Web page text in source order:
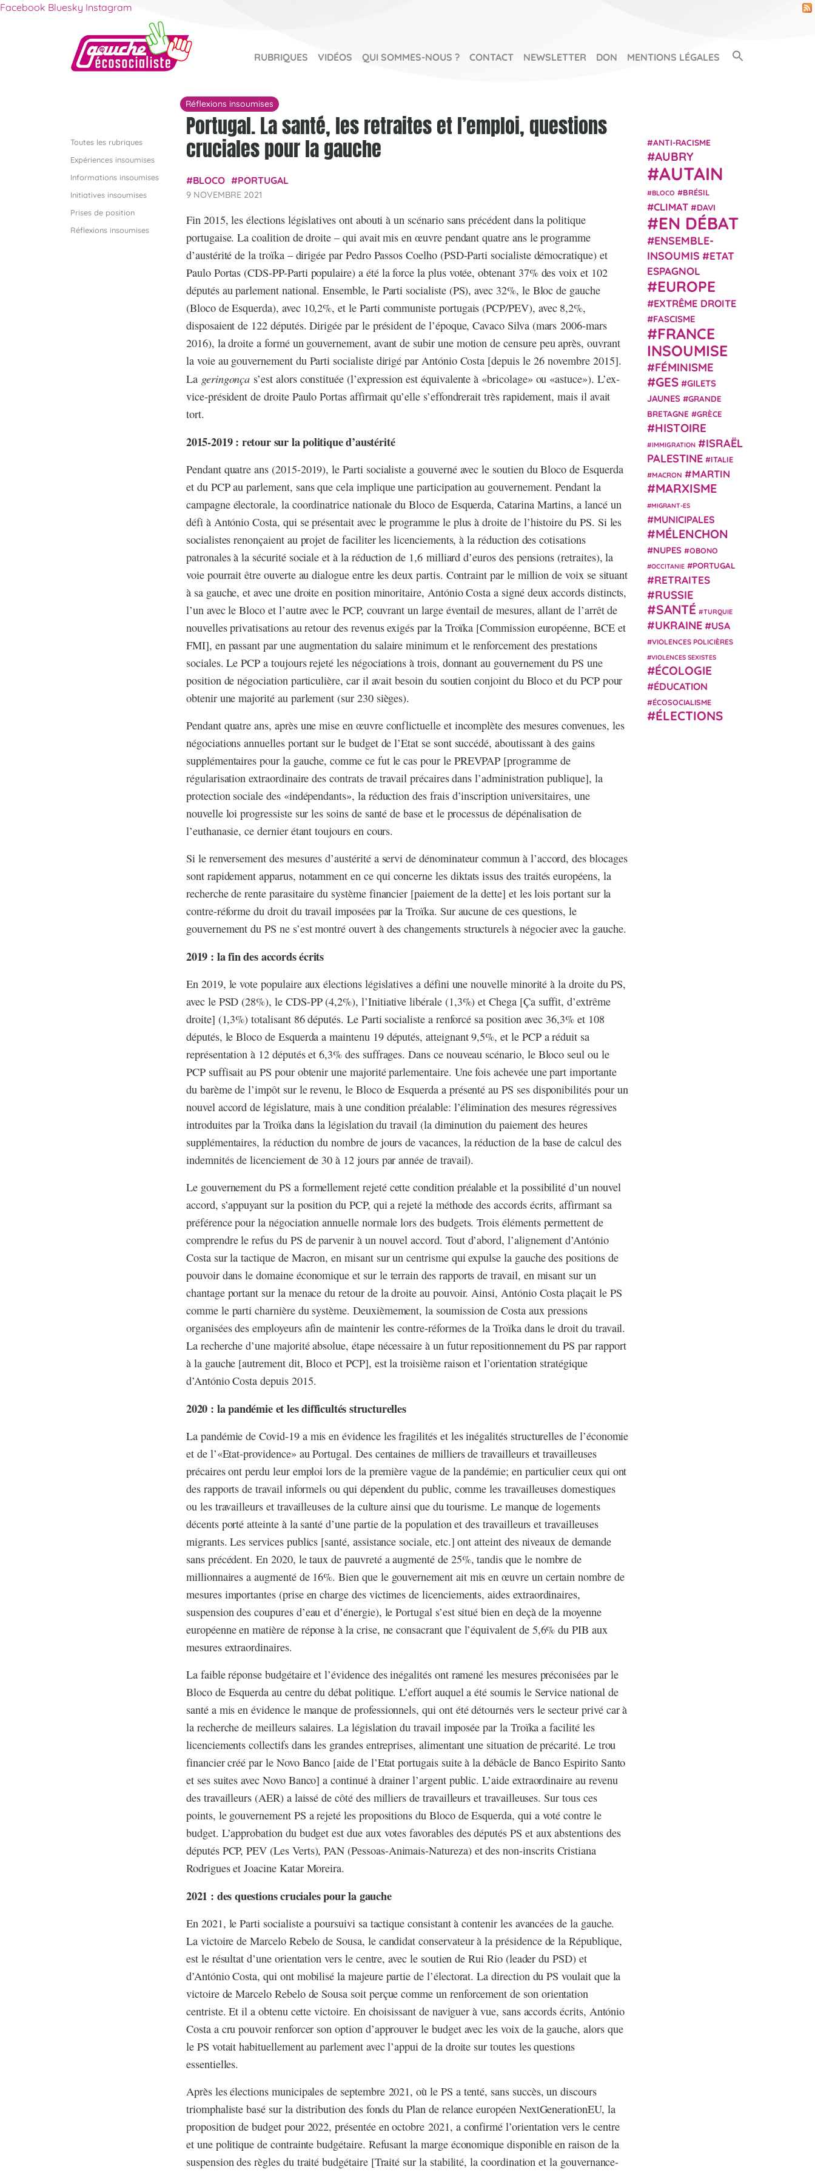
Facebook Bluesky Instagram
RUBRIQUES VIDÉOS QUI SOMMES-NOUS ? CONTACT NEWSLETTER DON MENTIONS LÉGALES
Toutes les rubriques
Expériences insoumises
Informations insoumises
Initiatives insoumises
Prises de position
Réflexions insoumises
Réflexions insoumises
Portugal. La santé, les retraites et l’emploi, questions
cruciales pour la gauche
BLOCO PORTUGAL
9 NOVEMBRE 2021
Fin 2015, les élections législatives ont abouti à un scénario sans précédent dans la politique
portugaise. La coalition de droite – qui avait mis en œuvre pendant quatre ans le programme
d’austérité de la troïka – dirigée par Pedro Passos Coelho (PSD-Parti socialiste démocratique) et
Paulo Portas (CDS-PP-Parti populaire) a été la force la plus votée, obtenant 37% des voix et 102
députés au parlement national. Ensemble, le Parti socialiste (PS), avec 32%, le Bloc de gauche
(Bloco de Esquerda), avec 10,2%, et le Parti communiste portugais (PCP/PEV), avec 8,2%,
disposaient de 122 députés. Dirigée par le président de l’époque, Cavaco Silva (mars 2006-mars
2016), la droite a formé un gouvernement, avant de subir une motion de censure peu après, ouvrant
la voie au gouvernement du Parti socialiste dirigé par António Costa [depuis le 26 novembre 2015].
La geringonça s’est alors constituée (l’expression est équivalente à «bricolage» ou «astuce»). L’ex-
vice-président de droite Paulo Portas affirmait qu’elle s’effondrerait très rapidement, mais il avait
tort.
2015-2019 : retour sur la politique d’austérité
Pendant quatre ans (2015-2019), le Parti socialiste a gouverné avec le soutien du Bloco de Esquerda
et du PCP au parlement, sans que cela implique une participation au gouvernement. Pendant la
campagne électorale, la coordinatrice nationale du Bloco de Esquerda, Catarina Martins, a lancé un
défi à António Costa, qui se présentait avec le programme le plus à droite de l’histoire du PS. Si les
socialistes renonçaient au projet de faciliter les licenciements, à la réduction des cotisations
patronales à la sécurité sociale et à la réduction de 1,6 milliard d’euros des pensions (retraites), la
voie pourrait être ouverte au dialogue entre les deux partis. Contraint par le million de voix se situant
à sa gauche, et avec une droite en position minoritaire, António Costa a signé deux accords distincts,
l’un avec le Bloco et l’autre avec le PCP, couvrant un large éventail de mesures, allant de l’arrêt de
nouvelles privatisations au retour des revenus exigés par la Troïka [Commission européenne, BCE et
FMI], en passant par une augmentation du salaire minimum et le renforcement des prestations
sociales. Le PCP a toujours rejeté les négociations à trois, donnant au gouvernement du PS une
position de négociation particulière, car il avait besoin du soutien conjoint du Bloco et du PCP pour
obtenir une majorité au parlement (sur 230 sièges).
Pendant quatre ans, après une mise en œuvre conflictuelle et incomplète des mesures convenues, les
négociations annuelles portant sur le budget de l’Etat se sont succédé, aboutissant à des gains
supplémentaires pour la gauche, comme ce fut le cas pour le PREVPAP [programme de
régularisation extraordinaire des contrats de travail précaires dans l’administration publique], la
protection sociale des «indépendants», la réduction des frais d’inscription universitaires, une
nouvelle loi progressiste sur les soins de santé de base et le processus de dépénalisation de
l’euthanasie, ce dernier étant toujours en cours.
Si le renversement des mesures d’austérité a servi de dénominateur commun à l’accord, des blocages
sont rapidement apparus, notamment en ce qui concerne les diktats issus des traités européens, la
recherche de rente parasitaire du système financier [paiement de la dette] et les lois portant sur la
contre-réforme du droit du travail imposées par la Troïka. Sur aucune de ces questions, le
gouvernement du PS ne s’est montré ouvert à des changements structurels à négocier avec la gauche.
2019 : la fin des accords écrits
En 2019, le vote populaire aux élections législatives a défini une nouvelle minorité à la droite du PS,
avec le PSD (28%), le CDS-PP (4,2%), l’Initiative libérale (1,3%) et Chega [Ça suffit, d’extrême
droite] (1,3%) totalisant 86 députés. Le Parti socialiste a renforcé sa position avec 36,3% et 108
députés, le Bloco de Esquerda a maintenu 19 députés, atteignant 9,5%, et le PCP a réduit sa
représentation à 12 députés et 6,3% des suffrages. Dans ce nouveau scénario, le Bloco seul ou le
PCP suffisait au PS pour obtenir une majorité parlementaire. Une fois achevée une part importante
du barème de l’impôt sur le revenu, le Bloco de Esquerda a présenté au PS ses disponibilités pour un
nouvel accord de législature, mais à une condition préalable: l’élimination des mesures régressives
introduites par la Troïka dans la législation du travail (la diminution du paiement des heures
supplémentaires, la réduction du nombre de jours de vacances, la réduction de la base de calcul des
indemnités de licenciement de 30 à 12 jours par année de travail).
Le gouvernement du PS a formellement rejeté cette condition préalable et la possibilité d’un nouvel
accord, s’appuyant sur la position du PCP, qui a rejeté la méthode des accords écrits, affirmant sa
préférence pour la négociation annuelle normale lors des budgets. Trois éléments permettent de
comprendre le refus du PS de parvenir à un nouvel accord. Tout d’abord, l’alignement d’António
Costa sur la tactique de Macron, en misant sur un centrisme qui expulse la gauche des positions de
pouvoir dans le domaine économique et sur le terrain des rapports de travail, en misant sur un
chantage portant sur la menace du retour de la droite au pouvoir. Ainsi, António Costa plaçait le PS
comme le parti charnière du système. Deuxièmement, la soumission de Costa aux pressions
organisées des employeurs afin de maintenir les contre-réformes de la Troïka dans le droit du travail.
La recherche d’une majorité absolue, étape nécessaire à un futur repositionnement du PS par rapport
à la gauche [autrement dit, Bloco et PCP], est la troisième raison et l’orientation stratégique
d’António Costa depuis 2015.
2020 : la pandémie et les difficultés structurelles
La pandémie de Covid-19 a mis en évidence les fragilités et les inégalités structurelles de l’économie
et de l’«Etat-providence» au Portugal. Des centaines de milliers de travailleurs et travailleuses
précaires ont perdu leur emploi lors de la première vague de la pandémie; en particulier ceux qui ont
des rapports de travail informels ou qui dépendent du public, comme les travailleuses domestiques
ou les travailleurs et travailleuses de la culture ainsi que du tourisme. Le manque de logements
décents porté atteinte à la santé d’une partie de la population et des travailleurs et travailleuses
migrants. Les services publics [santé, assistance sociale, etc.] ont atteint des niveaux de demande
sans précédent. En 2020, le taux de pauvreté a augmenté de 25%, tandis que le nombre de
millionnaires a augmenté de 16%. Bien que le gouvernement ait mis en œuvre un certain nombre de
mesures importantes (prise en charge des victimes de licenciements, aides extraordinaires,
suspension des coupures d’eau et d’énergie), le Portugal s’est situé bien en deçà de la moyenne
européenne en matière de réponse à la crise, ne consacrant que l’équivalent de 5,6% du PIB aux
mesures extraordinaires.
La faible réponse budgétaire et l’évidence des inégalités ont ramené les mesures préconisées par le
Bloco de Esquerda au centre du débat politique. L’effort auquel a été soumis le Service national de
santé a mis en évidence le manque de professionnels, qui ont été détournés vers le secteur privé car à
la recherche de meilleurs salaires. La législation du travail imposée par la Troïka a facilité les
licenciements collectifs dans les grandes entreprises, alimentant une situation de précarité. Le trou
financier créé par le Novo Banco [aide de l’Etat portugais suite à la débâcle de Banco Espirito Santo
et ses suites avec Novo Banco] a continué à drainer l’argent public. L’aide extraordinaire au revenu
des travailleurs (AER) a laissé de côté des milliers de travailleurs et travailleuses. Sur tous ces
points, le gouvernement PS a rejeté les propositions du Bloco de Esquerda, qui a voté contre le
budget. L’approbation du budget est due aux votes favorables des députés PS et aux abstentions des
députés PCP, PEV (Les Verts), PAN (Pessoas-Animais-Natureza) et des non-inscrits Cristiana
Rodrigues et Joacine Katar Moreira.
2021 : des questions cruciales pour la gauche
En 2021, le Parti socialiste a poursuivi sa tactique consistant à contenir les avancées de la gauche.
La victoire de Marcelo Rebelo de Sousa, le candidat conservateur à la présidence de la République,
est le résultat d’une orientation vers le centre, avec le soutien de Rui Rio (leader du PSD) et
d’António Costa, qui ont mobilisé la majeure partie de l’électorat. La direction du PS voulait que la
victoire de Marcelo Rebelo de Sousa soit perçue comme un renforcement de son orientation
centriste. Et il a obtenu cette victoire. En choisissant de naviguer à vue, sans accords écrits, António
Costa a cru pouvoir renforcer son option d’approuver le budget avec les voix de la gauche, alors que
le PS votait habituellement au parlement avec l’appui de la droite sur toutes les questions
essentielles.
Après les élections municipales de septembre 2021, où le PS a tenté, sans succès, un discours
triomphaliste basé sur la distribution des fonds du Plan de relance européen NextGenerationEU, la
proposition de budget pour 2022, présentée en octobre 2021, a confirmé l’orientation vers le centre
et une politique de contrainte budgétaire. Refusant la marge économique disponible en raison de la
suspension des règles du traité budgétaire [Traité sur la stabilité, la coordination et la gouvernance-
ANTI-RACISME
AUBRY
AUTAIN
BLOCO BRÉSIL
CLIMAT DAVI
EN DÉBAT
ENSEMBLE-
INSOUMIS
ETAT
ESPAGNOL
EUROPE
EXTRÊME DROITE
FASCISME
FRANCE
INSOUMISE
FÉMINISME
GES
GILETS
JAUNES
GRANDE
BRETAGNE
GRÈCE
HISTOIRE
IMMIGRATION
ISRAËL
PALESTINE
ITALIE
MACRON MARTIN
MARXISME
MIGRANT-ES
MUNICIPALES
MÉLENCHON
NUPES OBONO
OCCITANIE PORTUGAL
RETRAITES
RUSSIE
SANTÉ TURQUIE
UKRAINE USA
VIOLENCES POLICIÈRES
VIOLENCES SEXISTES
ÉCOLOGIE
ÉDUCATION
ÉCOSOCIALISME
ÉLECTIONS